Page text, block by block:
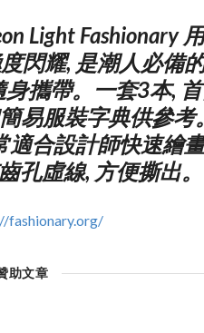
Light Fashionary
閃耀, 是潮人必備
身攜帶。一套3本,
易服裝字典供參考
合設計師快速繪
孔虛線, 方便撕出。
fashionary.org/
助文章